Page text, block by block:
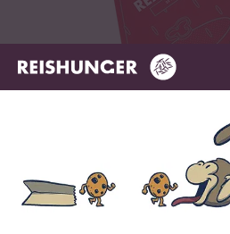
Digitales Rezeptbuch
✔️ 25 leckere Rezepte aus unseren
✔️ Von Sushi über Curry bis hin zu
✔️ Inklusive Tipps & Tricks für die